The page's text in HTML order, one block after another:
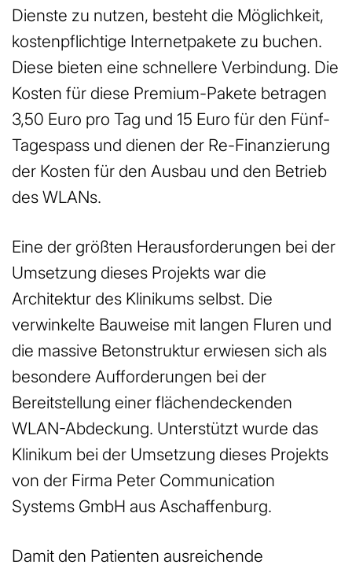
Dienste zu nutzen, besteht die Möglichkeit,
kostenpflichtige Internetpakete zu buchen.
Diese bieten eine schnellere Verbindung. Die
Kosten für diese Premium-Pakete betragen
3,50 Euro pro Tag und 15 Euro für den Fünf-
Tagespass und dienen der Re-Finanzierung
der Kosten für den Ausbau und den Betrieb
des WLANs.
Eine der größten Herausforderungen bei der
Umsetzung dieses Projekts war die
Architektur des Klinikums selbst. Die
verwinkelte Bauweise mit langen Fluren und
die massive Betonstruktur erwiesen sich als
besondere Aufforderungen bei der
Bereitstellung einer flächendeckenden
WLAN-Abdeckung. Unterstützt wurde das
Klinikum bei der Umsetzung dieses Projekts
von der Firma Peter Communication
Systems GmbH aus Aschaffenburg.
Damit den Patienten ausreichende